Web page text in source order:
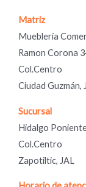
Matriz
Mueblería
Ramon Corona
Col.Centro
Ciudad Guzmán,
Sucursal
Hidalgo
Col.Centro
Zapotiltic, JAL